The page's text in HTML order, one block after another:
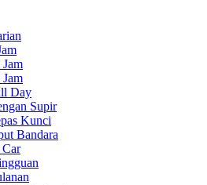
Day
Supir
Kunci
Bandara
Car